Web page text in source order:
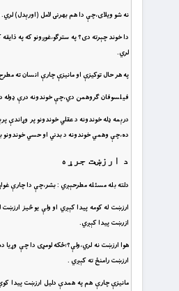
نه شو ويلاى،چې دا هم بهرنى لامل (اورېدل)
دا خوند چېرته دى؟ په سترګو،غوږونو که په
لري.
په هر حال توکيزې او مانيزې چارې انسان ته
فيلسوفان ګروهمن دي،چې خوندونه درې ډوله دي: ١_بدني خوندونه.٢_ عقلي خوندونه.٣_منځني يا وهمي
درېمه ډله خوندونه د عقلي خوندونو پر
ده،چې وهمي خوندونه د بدني او حسي خوندونو
د ارزښت جرړه
دلته بله مسئله مطرحېږي : بشر،چې دا چارې
ارزښت له کومه پيدا کېږي او ولې يو څيز
ازرښت پيدا کېږي.
هوا ارزښت نه لري،ولې؟؛ځکه لومړى دا چې
ارزښت رامنځ ته کېږي .
مانيزې چارې هم په همدې دليل ارزښت پيدا